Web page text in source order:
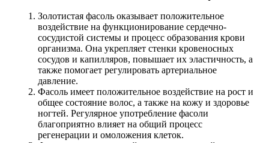
Золотистая фасоль оказывает положительное
воздействие на функционирование сердечно-
сосудистой системы и процесс образования крови
организма. Она укрепляет стенки кровеносных
сосудов и капилляров, повышает их эластичность, а
также помогает регулировать артериальное
давление.
Фасоль имеет положительное воздействие на рост и
общее состояние волос, а также на кожу и здоровье
ногтей. Регулярное употребление фасоли
благоприятно влияет на общий процесс
регенерации и омоложения клеток.